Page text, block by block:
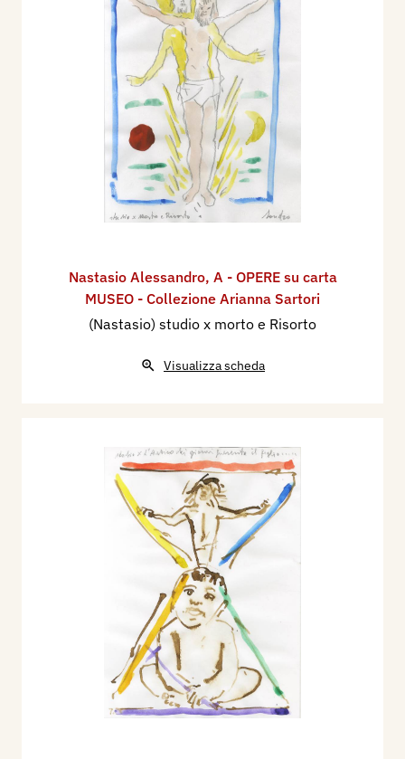
Nastasio Alessandro, A - OPERE su carta
MUSEO - Collezione Arianna Sartori
(Nastasio) studio x morto e Risorto
Visualizza scheda